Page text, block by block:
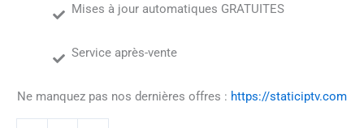
Mises à jour automatiques GRATUITES
Service après-vente
Ne manquez pas nos dernières offres : https://staticiptv.com